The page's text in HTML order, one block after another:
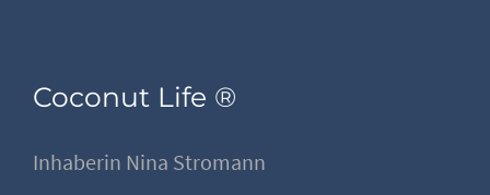
Coconut Life ®
Inhaberin Nina Stromann